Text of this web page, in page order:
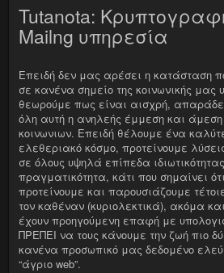
Tutanota:
Mailng υπηρεσία
Επειδή δεν μας αρέσει η κατάσταση
σε κανένα σημείο της κοινωνικής μας
θεωρούμε πως είναι αισχρή,
όλη αυτή η ανηλεής έμμεση και άμεση
κοινωνιων. Επειδή θέλουμε ένα
ελεθεριακό κόσμο, προτείνουμε
σε όλους υψηλά επίπεδα
πραγματικότητα, κάτι που σημαίνει
προτείνουμε και παρουσιάζουμε
τον καθέναν (κυριολεκτικά), ακόμα
έχουν προηγούμενη επαφή με
ΠΡΕΠΕΙ να τους κάνουμε την ζωή πιο
κανένα προσωπικό μας δεδομένο
“άγριο web”.